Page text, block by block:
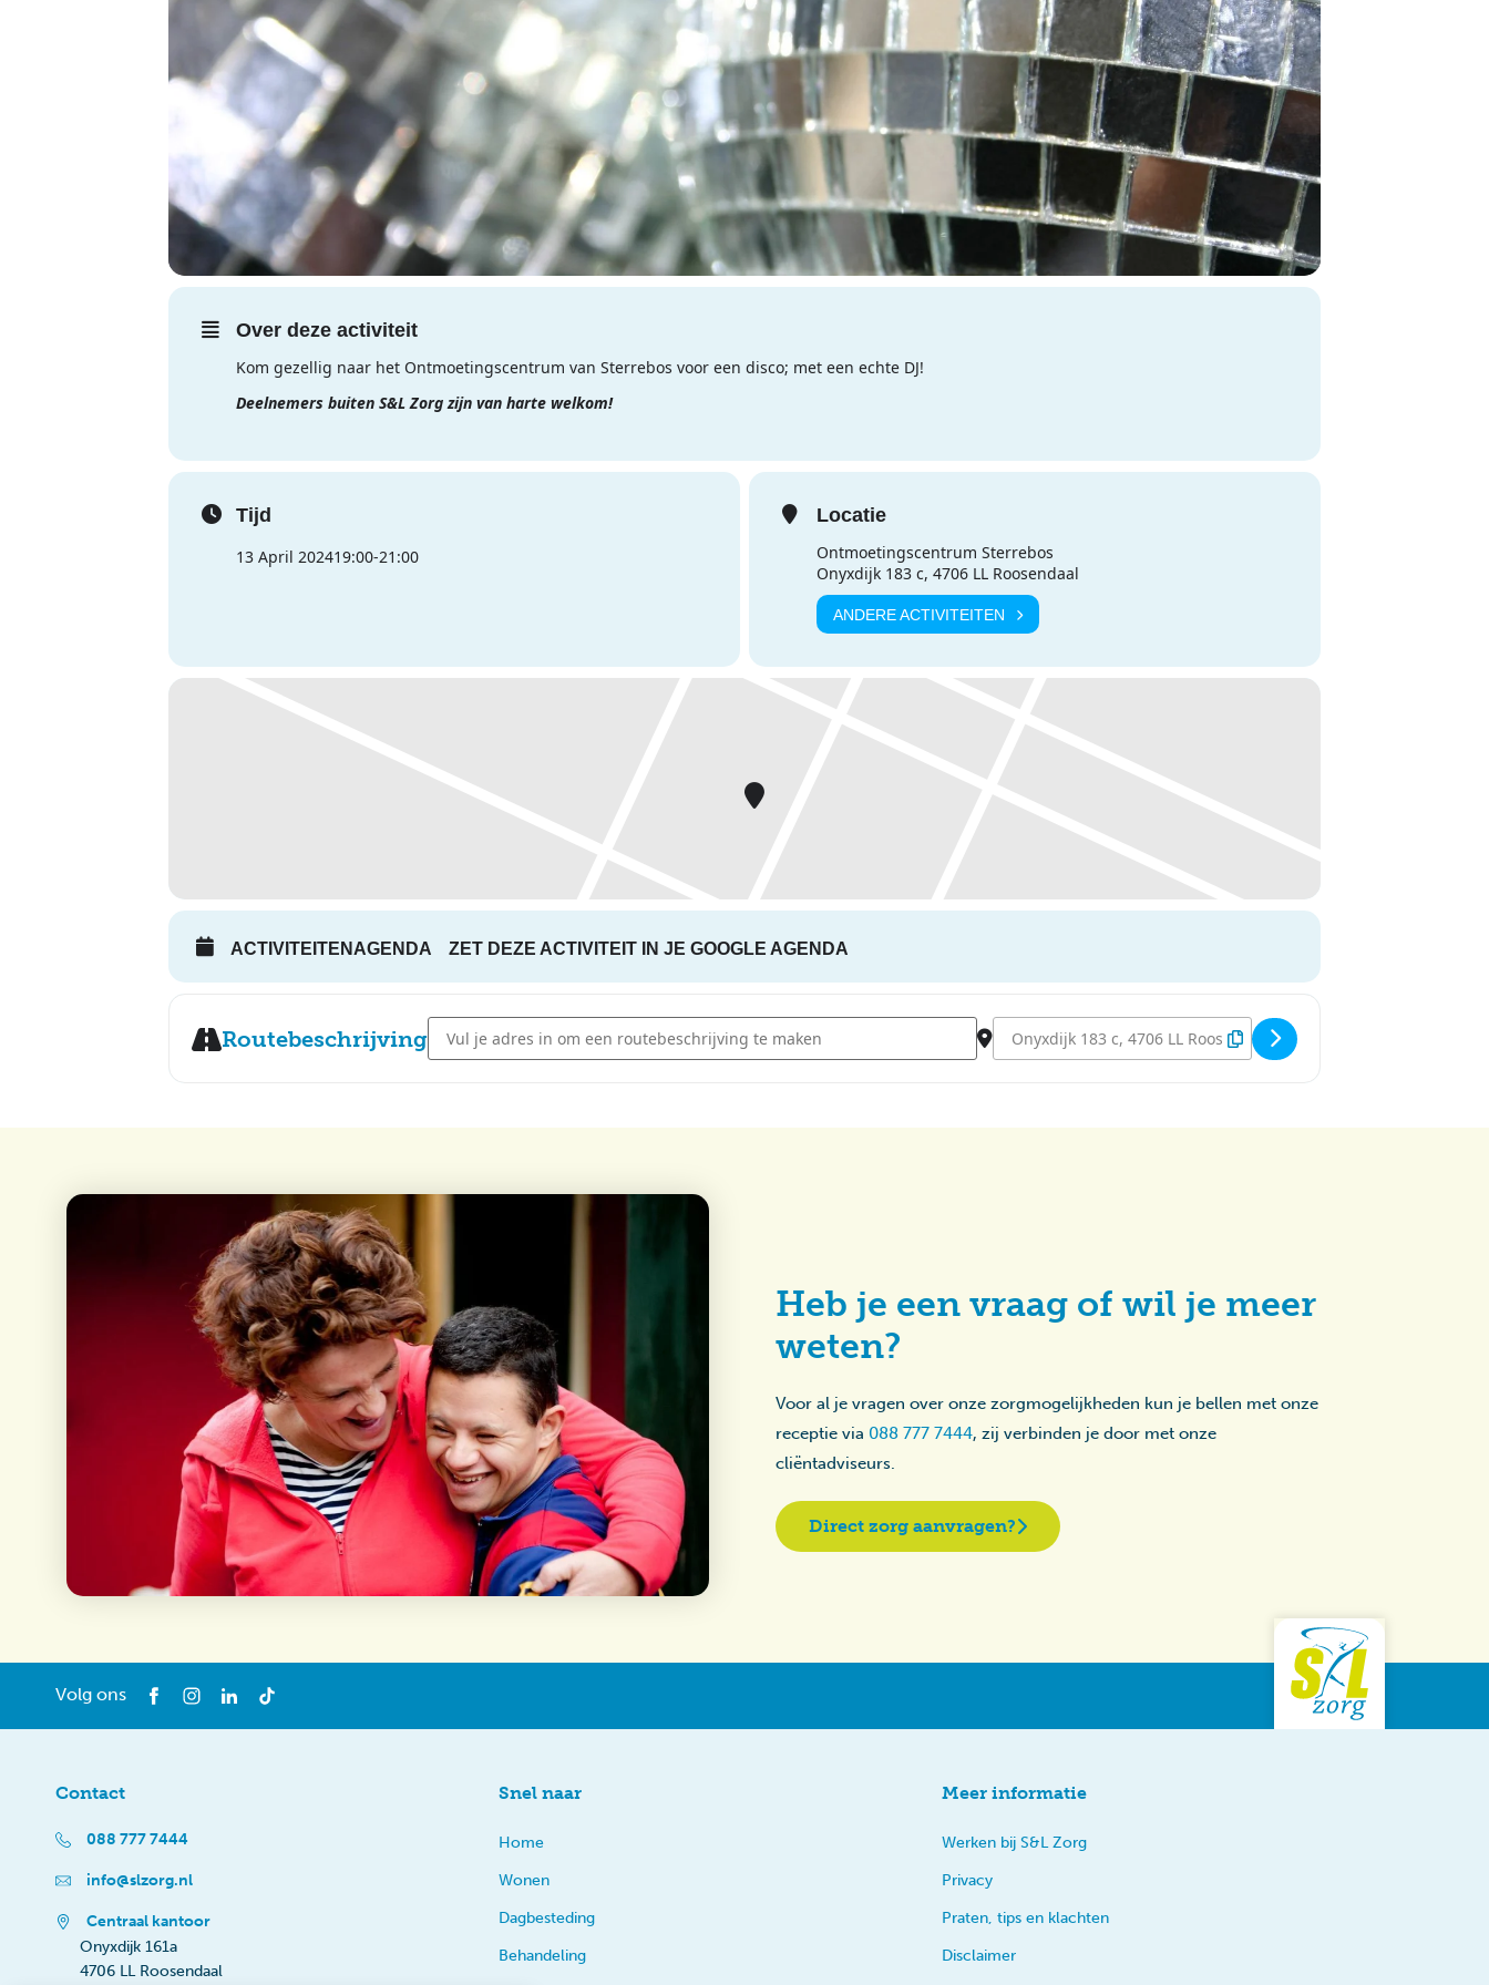
Over deze activiteit
Kom gezellig naar het Ontmoetingscentrum van Sterrebos voor een disco; met een echte DJ!
Deelnemers buiten S&L Zorg zijn van harte welkom!
Tijd
13 April 202419:00-21:00
Locatie
Ontmoetingscentrum Sterrebos
Onyxdijk 183 c, 4706 LL Roosendaal
ANDERE ACTIVITEITEN
ACTIVITEITENAGENDA ZET DEZE ACTIVITEIT IN JE GOOGLE AGENDA
Routebeschrijving
Address - Disco - Sterrebos [QNTvHHaya] Destination Address - Disco - Sterrebos [Kc3uyDDap]
Heb je een vraag of wil je meer
weten?
Voor al je vragen over onze zorgmogelijkheden kun je bellen met onze
receptie via 088 777 7444, zij verbinden je door met onze
cliëntadviseurs.
Direct zorg aanvragen?
Volg ons
Contact
088 777 7444
info@slzorg.nl
Centraal kantoor
Onyxdijk 161a
4706 LL Roosendaal
Snel naar
Home
Wonen
Dagbesteding
Behandeling
Meer informatie
Werken bij S&L Zorg
Privacy
Praten, tips en klachten
Disclaimer